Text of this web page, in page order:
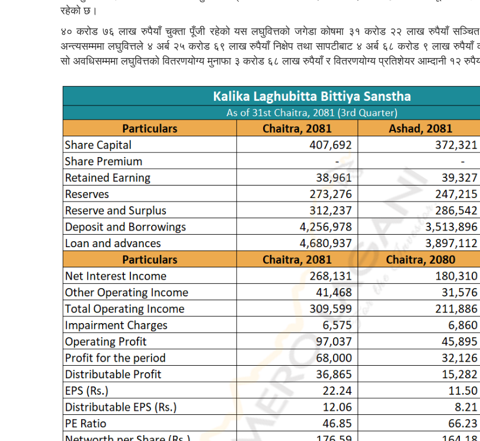
रहेको छ।
४० करोड ७६ लाख रुपैयाँ चुक्ता पूँजी रहेको यस लघुवित्तको जगेडा कोषमा ३१ करोड २२ लाख रुपैयाँ
अन्त्यसम्ममा लघुवित्तले ४ अर्ब २५ करोड ६९ लाख रुपैयाँ निक्षेप तथा सापटीबाट ४ अर्ब ६८ करोड ९ लाख रुपैयाँ
सो अवधिसम्ममा लघुवित्तको वितरणयोग्य मुनाफा ३ करोड ६८ लाख रुपैयाँ र वितरणयोग्य प्रतिशेयर आम्दानी १२